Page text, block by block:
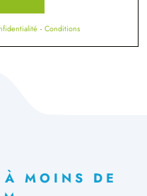
- Conditions
MOINS DE